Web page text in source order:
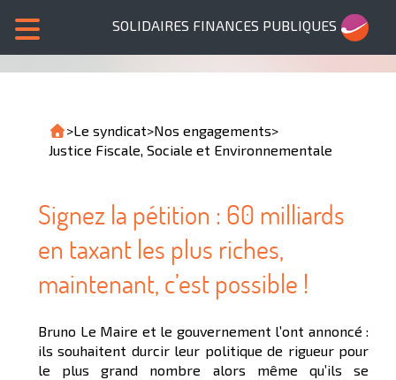
SOLIDAIRES FINANCES PUBLIQUES
>Le syndicat>Nos engagements>
Justice Fiscale, Sociale et Environnementale
Signez la pétition : 60 milliards
en taxant les plus riches,
maintenant, c’est possible !
Bruno Le Maire et le gouvernement l’ont annoncé :
ils souhaitent durcir leur politique de rigueur pour
le plus grand nombre alors même qu’ils se